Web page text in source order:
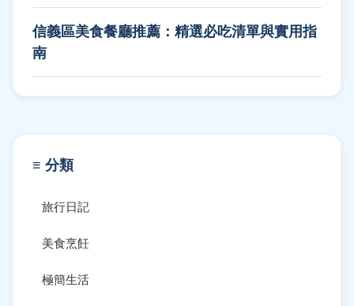
信義區美食餐廳推薦：精選必吃清單與實用指
南
≡ 分類
旅行日記
美食烹飪
極簡生活